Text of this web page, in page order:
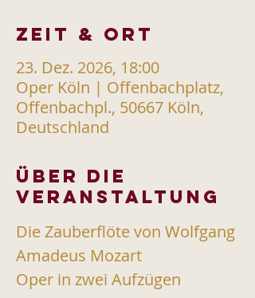
Zeit & Ort
23. Dez. 2026, 18:00
Oper Köln | Offenbachplatz,
Offenbachpl., 50667 Köln,
Deutschland
Über die
Veranstaltung
Die Zauberflöte von Wolfgang
Amadeus Mozart
Oper in zwei Aufzügen